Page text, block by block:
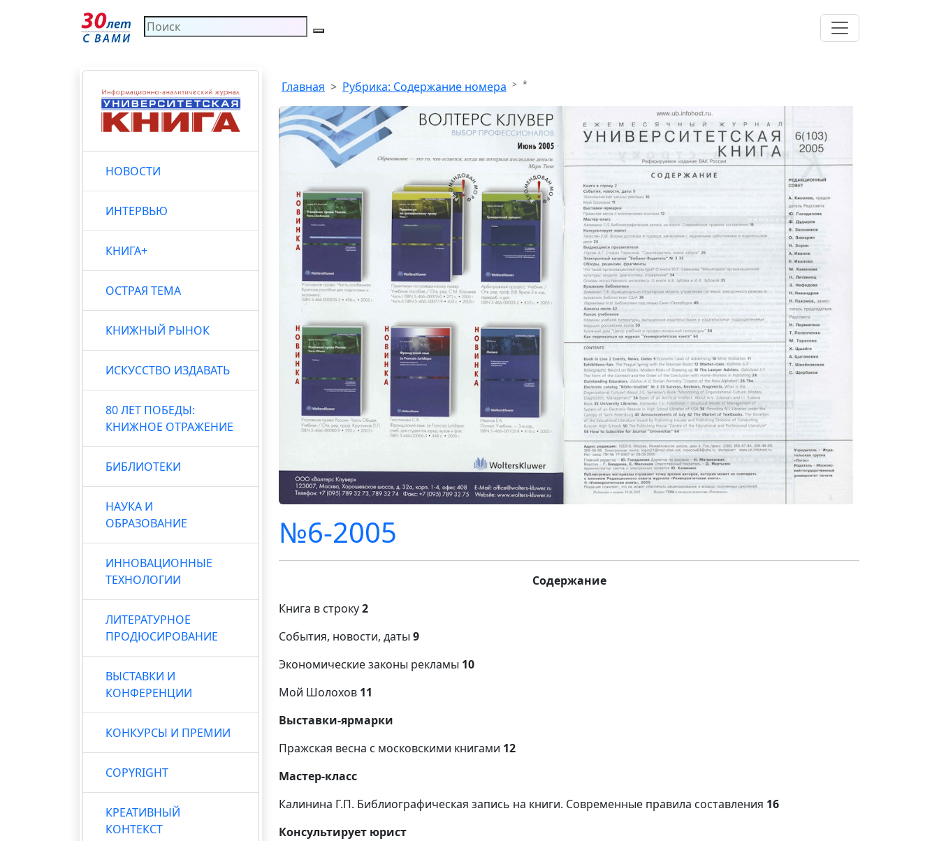
НОВОСТИ
ИНТЕРВЬЮ
КНИГА+
ОСТРАЯ ТЕМА
КНИЖНЫЙ РЫНОК
ИСКУССТВО ИЗДАВАТЬ
80 ЛЕТ ПОБЕДЫ:
КНИЖНОЕ ОТРАЖЕНИЕ
БИБЛИОТЕКИ
НАУКА И
ОБРАЗОВАНИЕ
ИННОВАЦИОННЫЕ
ТЕХНОЛОГИИ
ЛИТЕРАТУРНОЕ
ПРОДЮСИРОВАНИЕ
ВЫСТАВКИ И
КОНФЕРЕНЦИИ
КОНКУРСЫ И ПРЕМИИ
COPYRIGHT
КРЕАТИВНЫЙ
КОНТЕКСТ
Главная Рубрика: Содержание номера *
№6-2005
Содержание
Книга в строку2
События, новости, даты 9
Экономические законы рекламы 10
Мой Шолохов 11
Выставки-ярмарки
Пражская весна с московскими книгами 12
Мастер-класс
Калинина Г.П. Библиографическая запись на книги. Современные правила составления 16
Консультирует юрист